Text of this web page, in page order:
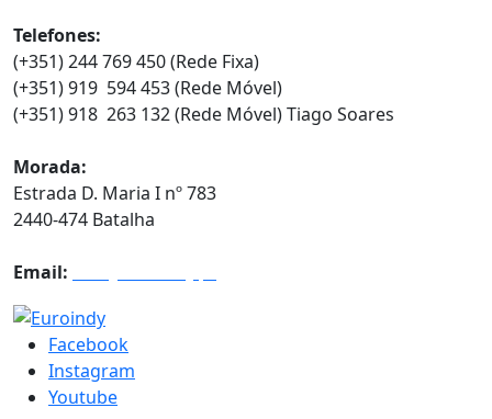
Telefones:
(+351) 244 769 450 (Rede Fixa)
(+351) 919 594 453 (Rede Móvel)
(+351) 918 263 132 (Rede Móvel) Tiago Soares
Morada:
Estrada D. Maria I nº 783
2440-474 Batalha
Email:
Facebook
Instagram
Youtube